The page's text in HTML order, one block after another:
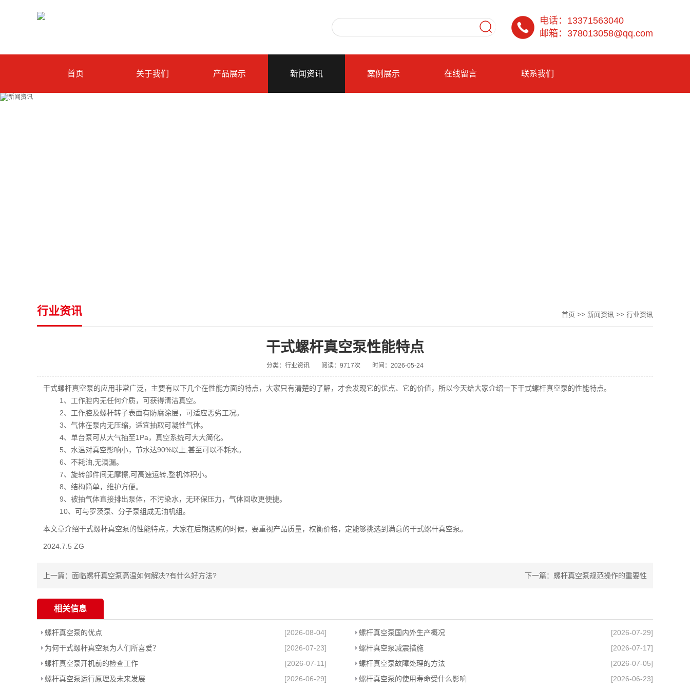
电话：13371563040
邮箱：378013058@qq.com
首页 关于我们 产品展示 新闻资讯 案例展示 在线留言 联系我们
行业资讯 首页 >> 新闻资讯 >> 行业资讯
干式螺杆真空泵性能特点
分类：行业资讯 阅读：9717次 时间：2026-05-24
干式螺杆真空泵的应用非常广泛，主要有以下几个在性能方面的特点，大家只有清楚的了解，才会发现它的优点、它的价值，所以今天给大家介绍一下干式螺杆真空泵的性能特点。
1、工作腔内无任何介质，可获得清洁真空。
2、工作腔及螺杆转子表面有防腐涂层，可适应恶劣工况。
3、气体在泵内无压缩，适宜抽取可凝性气体。
4、单台泵可从大气抽至1Pa，真空系统可大大简化。
5、水温对真空影响小，节水达90%以上,甚至可以不耗水。
6、不耗油,无滴漏。
7、旋转部件间无摩擦,可高速运转,整机体积小。
8、结构简单，维护方便。
9、被抽气体直接排出泵体，不污染水，无环保压力，气体回收更便捷。
10、可与罗茨泵、分子泵组成无油机组。
本文章介绍干式螺杆真空泵的性能特点，大家在后期选购的时候，要重视产品质量，权衡价格，定能够挑选到满意的干式螺杆真空泵。
2024.7.5 ZG
上一篇： 面临螺杆真空泵高温如何解决?有什么好方法? 下一篇： 螺杆真空泵规范操作的重要性
相关信息
螺杆真空泵的优点 [2026-08-04] 螺杆真空泵国内外生产概况
[2026-07-29]
为何干式螺杆真空泵为人们所喜爱？
[2026-07-23] 螺杆真空泵减震措施
[2026-07-17]
螺杆真空泵开机前的检查工作
[2026-07-11] 螺杆真空泵故障处理的方法
[2026-07-05]
螺杆真空泵运行原理及未来发展
[2026-06-29] 螺杆真空泵的使用寿命受什么影响 [2026-06-23]